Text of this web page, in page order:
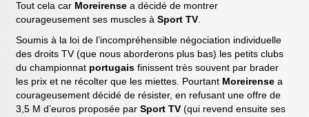
Tout cela car Moreirense a décidé de montrer
courageusement ses muscles àSport TV.
Soumis à la loi de l’incompréhensible négociation individuelle
des droits TV (que nous aborderons plus bas) les petits clubs
du championnat portugais finissent très souvent par brader
les prix et ne récolter que les miettes. Pourtant Moreirense a
courageusement décidé de résister, en refusant une offre de
3,5 M d’euros proposée parSport TV (qui revend ensuite ses